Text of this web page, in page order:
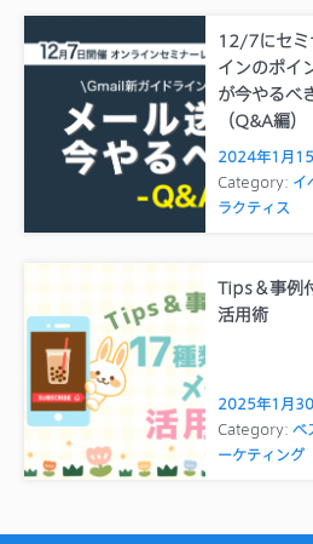
12/7にセミ
インのポイ
が今やるべ
（Q&A編）
2024年1月
Category: イ
ラクティス
Tips＆事例
活用術
2025年1月
Category: ベ
ーケティング